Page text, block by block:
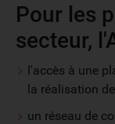
Pour les
secteur,
l'accès à une
la réalisation
un réseau de